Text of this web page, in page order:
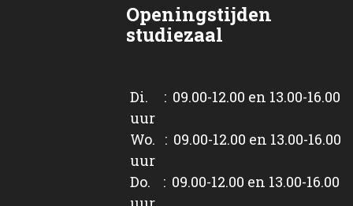
Openingstijden
studiezaal
Di. : 09.00-12.00 en 13.00-16.00
uur
Wo. : 09.00-12.00 en 13.00-16.00
uur
Do. : 09.00-12.00 en 13.00-16.00